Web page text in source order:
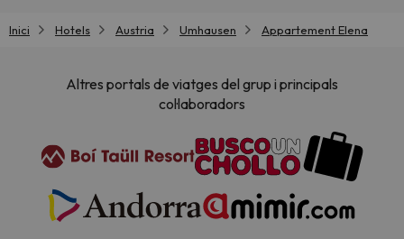
Inici Hotels Austria Umhausen Appartement Elena
Altres portals de viatges del grup i principals
col·laboradors